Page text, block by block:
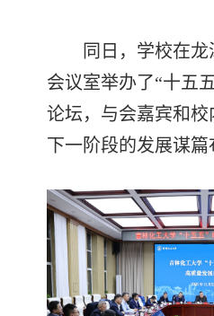
同日，学校在龙
会议室举办了“十五
论坛，与会嘉宾和
下一阶段的发展谋篇